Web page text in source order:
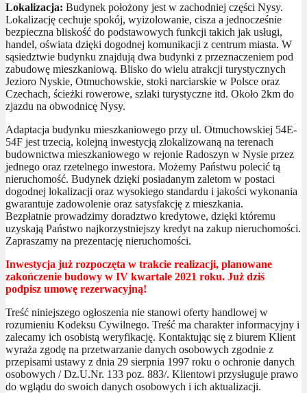
Lokalizacja: Budynek położony jest w zachodniej części Nysy.
Lokalizację cechuje spokój, wyizolowanie, cisza a jednocześnie
bezpieczna bliskość do podstawowych funkcji takich jak usługi,
handel, oświata dzięki dogodnej komunikacji z centrum miasta. W
sąsiedztwie budynku znajdują dwa budynki z przeznaczeniem pod
zabudowę mieszkaniową. Blisko do wielu atrakcji turystycznych
Jezioro Nyskie, Otmuchowskie, stoki narciarskie w Polsce oraz
Czechach, ścieżki rowerowe, szlaki turystyczne itd. Około 2km do
zjazdu na obwodnicę Nysy.
Adaptacja budynku mieszkaniowego przy ul. Otmuchowskiej 54E-
54F jest trzecią, kolejną inwestycją zlokalizowaną na terenach
budownictwa mieszkaniowego w rejonie Radoszyn w Nysie przez
jednego oraz rzetelnego inwestora. Możemy Państwu polecić tą
nieruchomość. Budynek dzięki posiadanym zaletom w postaci
dogodnej lokalizacji oraz wysokiego standardu i jakości wykonania
gwarantuje zadowolenie oraz satysfakcję z mieszkania.
Bezpłatnie prowadzimy doradztwo kredytowe, dzięki któremu
uzyskają Państwo najkorzystniejszy kredyt na zakup nieruchomości.
Zapraszamy na prezentację nieruchomości.
Inwestycja już rozpoczęta w trakcie realizacji, planowane
zakończenie budowy w IV kwartale 2021 roku. Już dziś
podpisz umowę rezerwacyjną!
Treść niniejszego ogłoszenia nie stanowi oferty handlowej w
rozumieniu Kodeksu Cywilnego. Treść ma charakter informacyjny i
zalecamy ich osobistą weryfikację. Kontaktując się z biurem Klient
wyraża zgodę na przetwarzanie danych osobowych zgodnie z
przepisami ustawy z dnia 29 sierpnia 1997 roku o ochronie danych
osobowych / Dz.U.Nr. 133 poz. 883/. Klientowi przysługuje prawo
do wglądu do swoich danych osobowych i ich aktualizacji.